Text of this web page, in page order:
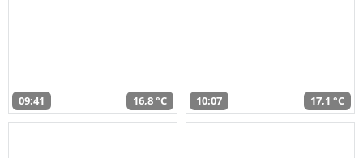
09:41 16,8 °C 10:07 17,1 °C